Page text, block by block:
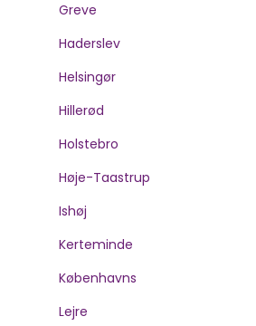
Greve
Haderslev
Helsingør
Hillerød
Holstebro
Høje-Taastrup
Ishøj
Kerteminde
Københavns
Lejre